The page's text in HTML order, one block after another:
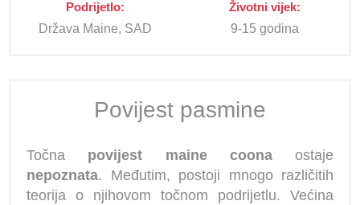
Podrijetlo:
Država Maine, SAD
Životni vijek:
9-15 godina
Povijest pasmine
Točna povijest maine coonaostaje
nepoznata. Međutim, postoji mnogo različitih
teorija o njihovom točnom podrijetlu. Većina